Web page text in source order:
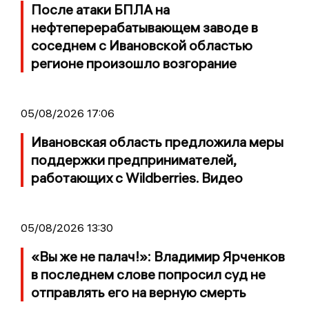
После атаки БПЛА на
нефтеперерабатывающем заводе в
соседнем с Ивановской областью
регионе произошло возгорание
05/08/2026 17:06
Ивановская область предложила меры
поддержки предпринимателей,
работающих с Wildberries. Видео
05/08/2026 13:30
«Вы же не палач!»: Владимир Ярченков
в последнем слове попросил суд не
отправлять его на верную смерть